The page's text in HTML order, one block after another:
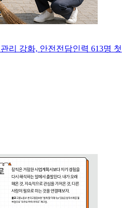
리 강화, 안전전담인력 613명 첫